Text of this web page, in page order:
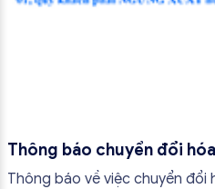
Thông báo chuyển đổi
thông tư 78
Thông báo về việc chuyển